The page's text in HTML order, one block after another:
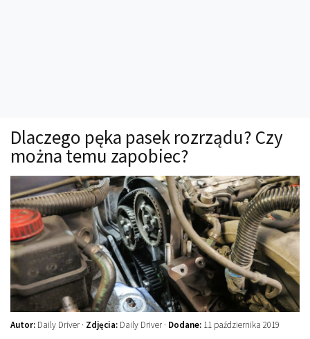
Technika jazdy
Oświetlenie
Kalkulatory
Przelicznik mocy
Auto z niemiec
Galerie
Dlaczego pęka pasek rozrządu? Czy
można temu zapobiec?
Autor: Daily Driver · Zdjęcia: Daily Driver · Dodane: 11 października 2019